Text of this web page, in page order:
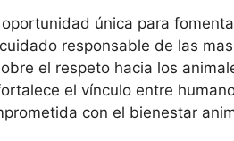
única para
responsable de las
el respeto hacia los
el vínculo entre
con el bienestar